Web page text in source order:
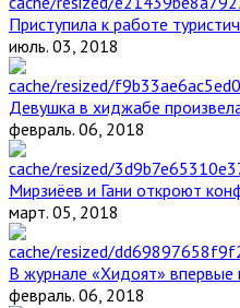
Приступила к работе
июль. 03, 2018
Девушка в хиджабе
февраль. 06, 2018
Мирзиёев и Гани откроют
март. 05, 2018
В журнале «Хидоят» впервые
февраль. 06, 2018